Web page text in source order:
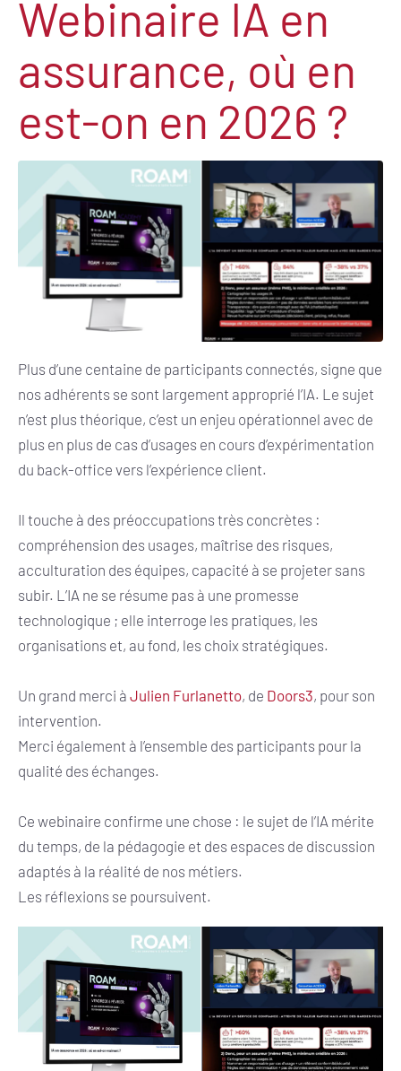
Webinaire IA en
assurance, où en
est-on en 2026 ?
Plus d’une centaine de participants connectés, signe que
nos adhérents se sont largement approprié l’IA. Le sujet
n’est plus théorique, c’est un enjeu opérationnel avec de
plus en plus de cas d’usages en cours d’expérimentation
du back-office vers l’expérience client.
Il touche à des préoccupations très concrètes :
compréhension des usages, maîtrise des risques,
acculturation des équipes, capacité à se projeter sans
subir. L’IA ne se résume pas à une promesse
technologique ; elle interroge les pratiques, les
organisations et, au fond, les choix stratégiques.
Un grand merci à Julien Furlanetto, de Doors3, pour son
intervention.
Merci également à l’ensemble des participants pour la
qualité des échanges.
Ce webinaire confirme une chose : le sujet de l’IA mérite
du temps, de la pédagogie et des espaces de discussion
adaptés à la réalité de nos métiers.
Les réflexions se poursuivent.